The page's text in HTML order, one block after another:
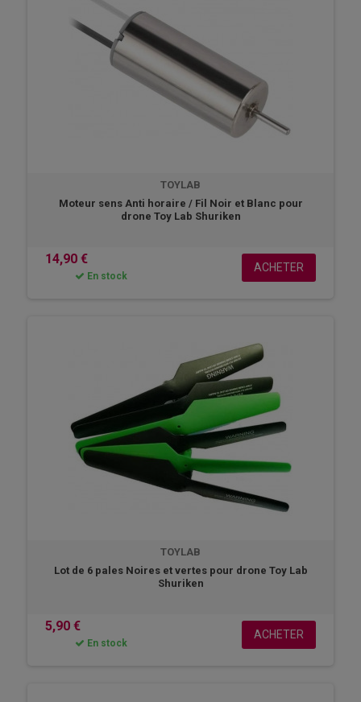
radiocommandé ou télécommandé.
TOYLAB
Moteur sens Anti horaire / Fil Noir et Blanc pour
drone Toy Lab Shuriken
14,90 €
En stock
ACHETER
TOYLAB
Lot de 6 pales Noires et vertes pour drone Toy Lab
Shuriken
5,90 €
En stock
ACHETER